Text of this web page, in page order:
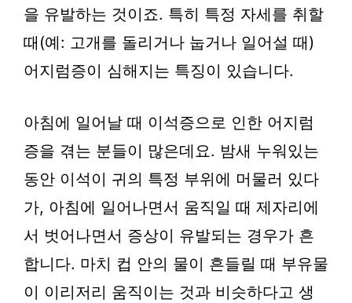
을 유발하는 것이죠. 특히 특정 자세를 취할
때(예: 고개를 돌리거나 눕거나 일어설 때)
어지럼증이 심해지는 특징이 있습니다.
아침에 일어날 때 이석증으로 인한 어지럼
증을 겪는 분들이 많은데요. 밤새 누워있는
동안 이석이 귀의 특정 부위에 머물러 있다
가, 아침에 일어나면서 움직일 때 제자리에
서 벗어나면서 증상이 유발되는 경우가 흔
합니다. 마치 컵 안의 물이 흔들릴 때 부유물
이 이리저리 움직이는 것과 비슷하다고 생